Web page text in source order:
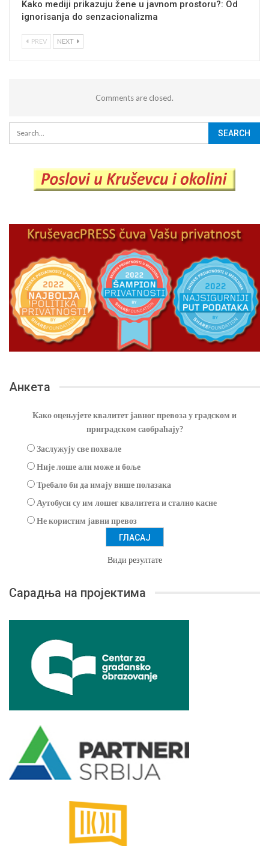
Kako mediji prikazuju žene u javnom prostoru?: Od
ignorisanja do senzacionalizma
PREV NEXT
Comments are closed.
Анкета
Како оцењујете квалитет јавног превоза у градском и
приградском саобраћају?
Заслужују све похвале
Није лоше али може и боље
Требало би да имају више полазака
Аутобуси су им лошег квалитета и стално касне
Не користим јавни превоз
Види резултате
Сарадња на пројектима